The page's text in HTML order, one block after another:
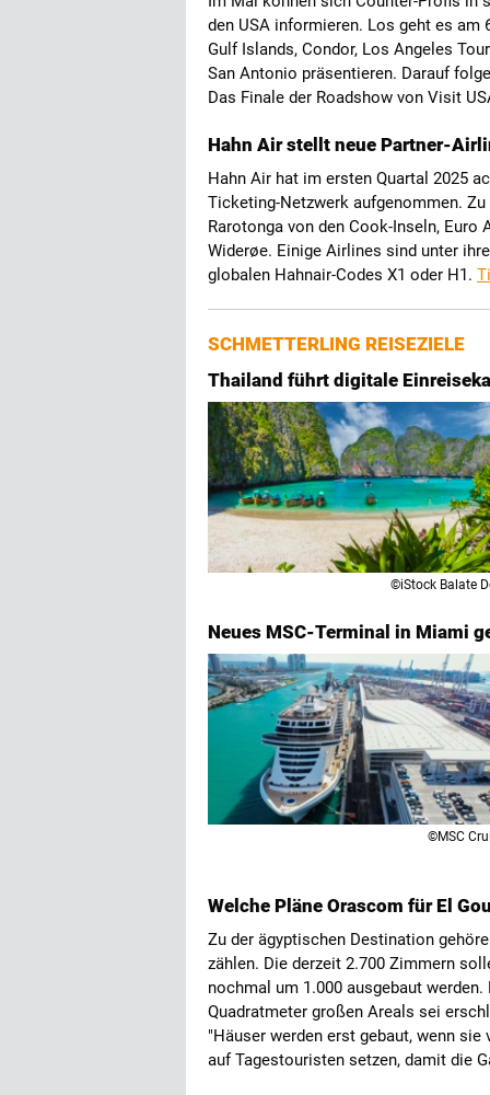
den USA informieren. Los geht es am
Gulf Islands, Condor, Los Angeles
San Antonio präsentieren. Darauf
Das Finale der Roadshow von Visit
Hahn Air stellt neue Partner-
Hahn Air hat im ersten Quartal 2025
Ticketing-Netzwerk aufgenommen.
Rarotonga von den Cook-Inseln,
Widerøe. Einige Airlines sind unter
globalen Hahnair-Codes X1 oder H1.
SCHMETTERLING REISEZIELE
Thailand führt digitale
©iStock Balate
Neues MSC-Terminal in Miami
©MSC
Welche Pläne Orascom für El
Zu der ägyptischen Destination
zählen. Die derzeit 2.700 Zimmern
nochmal um 1.000 ausgebaut
Quadratmeter großen Areals sei
"Häuser werden erst gebaut, wenn
auf Tagestouristen setzen, damit die